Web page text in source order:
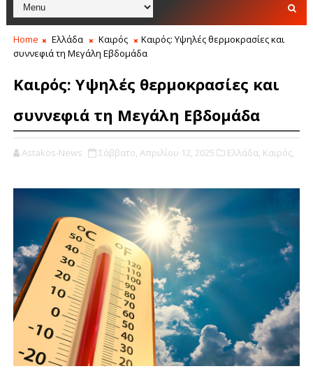
Home Ελλάδα Καιρός
Καιρός: Υψηλές θερμοκρασίες και
συννεφιά τη Μεγάλη Εβδομάδα
Καιρός: Υψηλές θερμοκρασίες και
συννεφιά τη Μεγάλη Εβδομάδα
Astakos-News Σάββατο, Απριλίου 12, 2025 Ελλάδα, Καιρός,